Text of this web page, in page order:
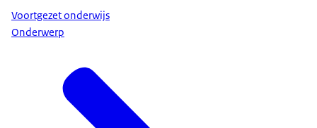
Voortgezet onderwijs
Onderwerp